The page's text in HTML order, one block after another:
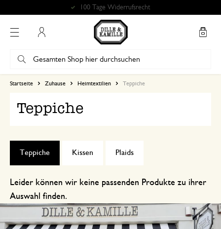
100 Tage Widerrufsrecht
Startseite Zuhause Heimtextilien Teppiche
Teppiche
Kissen
Teppiche Plaids
Leider können wir keine passenden Produkte zu ihrer
Auswahl finden.